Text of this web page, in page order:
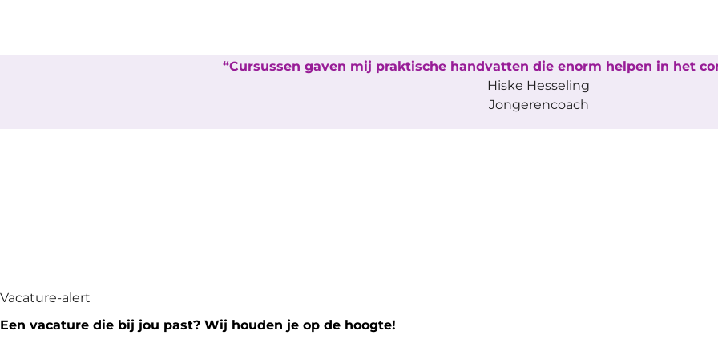
Cursussen gaven mij praktische handvatten die enorm helpen in het
Hiske Hesseling
Jongerencoach
Vacature-alert
Een vacature die bij jou past? Wij houden je op de hoogte!